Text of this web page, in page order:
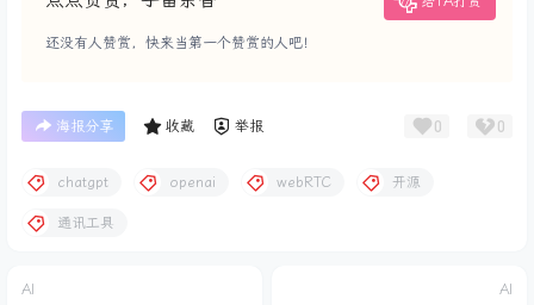
还没有人赞赏，快来当第一个赞赏的人吧！
海报分享 收藏 举报 0 0
chatgpt openai webRTC 开源
通讯工具
AI AI